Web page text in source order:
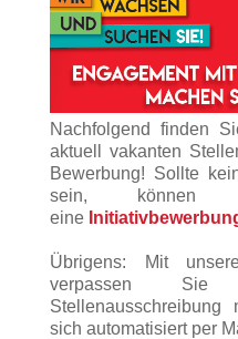
Nachfolgend finden
aktuell vakanten
Bewerbung! Sollte
sein,
eine
Übrigens: Mit
verpassen Sie
sich automatisiert per